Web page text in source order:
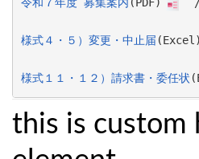
様式４・５）変更・中止届 (Excel)
様式１１・１２）請求書・委任状
this is custom